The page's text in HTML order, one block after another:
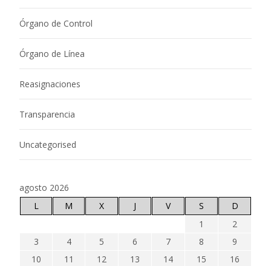
Órgano de Control
Órgano de Línea
Reasignaciones
Transparencia
Uncategorised
agosto 2026
L
M X J V S
D
1
2
3
4 5 6 7 8
9
10
11 12 13 14 15
16